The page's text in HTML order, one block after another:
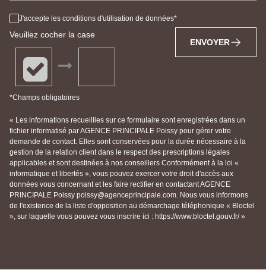
J'accepte les conditions d'utilisation de données
Veuillez cocher la case
*Champs obligatoires
ENVOYER
« Les informations recueillies sur ce formulaire sont enregistrées dans un
fichier informatisé par AGENCE PRINCIPALE Poissy pour gérer votre
demande de contact. Elles sont conservées pour la durée nécessaire à la
gestion de la relation client dans le respect des prescriptions légales
applicables et sont destinées à nos conseillers Conformément à la loi «
informatique et libertés », vous pouvez exercer votre droit d'accès aux
données vous concernant et les faire rectifier en contactant AGENCE
PRINCIPALE Poissy poissy@agenceprincipale.com. Nous vous informons
de l'existence de la liste d'opposition au démarchage téléphonique « Bloctel
», sur laquelle vous pouvez vous inscrire ici : https://www.bloctel.gouv.fr/ »